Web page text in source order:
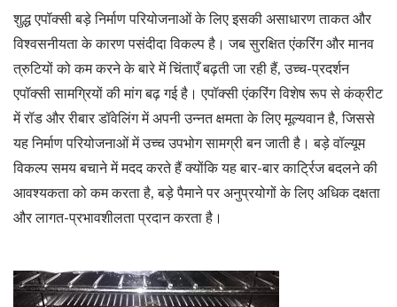
शुद्ध एपॉक्सी बड़े निर्माण परियोजनाओं के लिए इसकी असाधारण ताकत और
विश्वसनीयता के कारण पसंदीदा विकल्प है। जब सुरक्षित एंकरिंग और मानव
त्रुटियों को कम करने के बारे में चिंताएँ बढ़ती जा रही हैं, उच्च-प्रदर्शन
एपॉक्सी सामग्रियों की मांग बढ़ गई है। एपॉक्सी एंकरिंग विशेष रूप से कंक्रीट
में रॉड और रीबार डॉवेलिंग में अपनी उन्नत क्षमता के लिए मूल्यवान है, जिससे
यह निर्माण परियोजनाओं में उच्च उपभोग सामग्री बन जाती है। बड़े वॉल्यूम
विकल्प समय बचाने में मदद करते हैं क्योंकि यह बार-बार कार्ट्रिज बदलने की
आवश्यकता को कम करता है, बड़े पैमाने पर अनुप्रयोगों के लिए अधिक दक्षता
और लागत-प्रभावशीलता प्रदान करता है।